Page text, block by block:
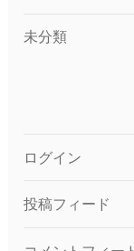
未分類
ログイン
投稿フィード